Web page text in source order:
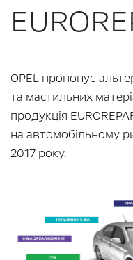
OPEL пропонує
та мастильних
продукція
на автомобільному
2017 року.